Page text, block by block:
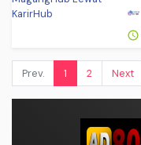
Prev. 1 2 Next